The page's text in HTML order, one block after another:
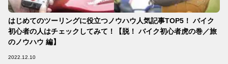
はじめてのツーリングに役立つノウハウ人気記事TOP5！ バイク
初心者の人はチェックしてみて！【脱！ バイク初心者虎の巻／旅
のノウハウ 編】
2022.12.10